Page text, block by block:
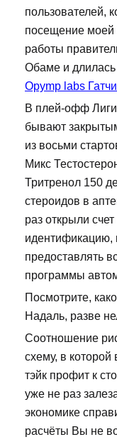
пользователей,
посещение моей
работы
Обаме и длилась
Opymp labs
В плей-офф
бывают
из восьми
Микс
Тритренол 150
стероидов в
раз открыли
идентификацию,
предоставлять
программы
Посмотрите,
Надаль, разве
Соотношение
схему, в
тэйк профит к
уже не раз
экономике
расчёты Вы не